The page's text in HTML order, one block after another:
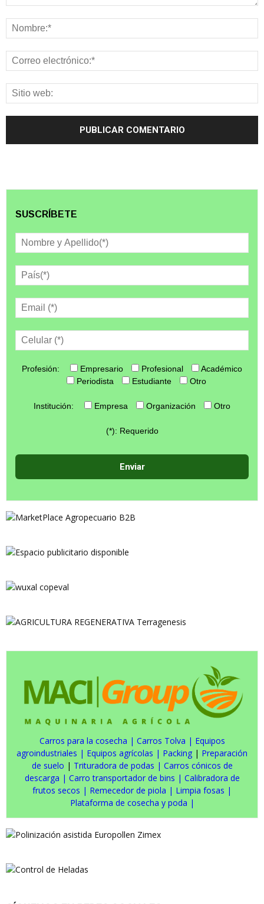
SUSCRÍBETE
Profesión: Empresario Profesional
Académico
Periodista
Estudiante Otro
Institución: Empresa Organización Otro
(*): Requerido
Carros para la cosecha | Carros Tolva | Equipos
agroindustriales | Equipos agrícolas | Packing | Preparación
de suelo | Trituradora de podas | Carros cónicos de
descarga | Carro transportador de bins | Calibradora de
frutos secos | Remecedor de piola | Limpia fosas |
Plataforma de cosecha y poda |